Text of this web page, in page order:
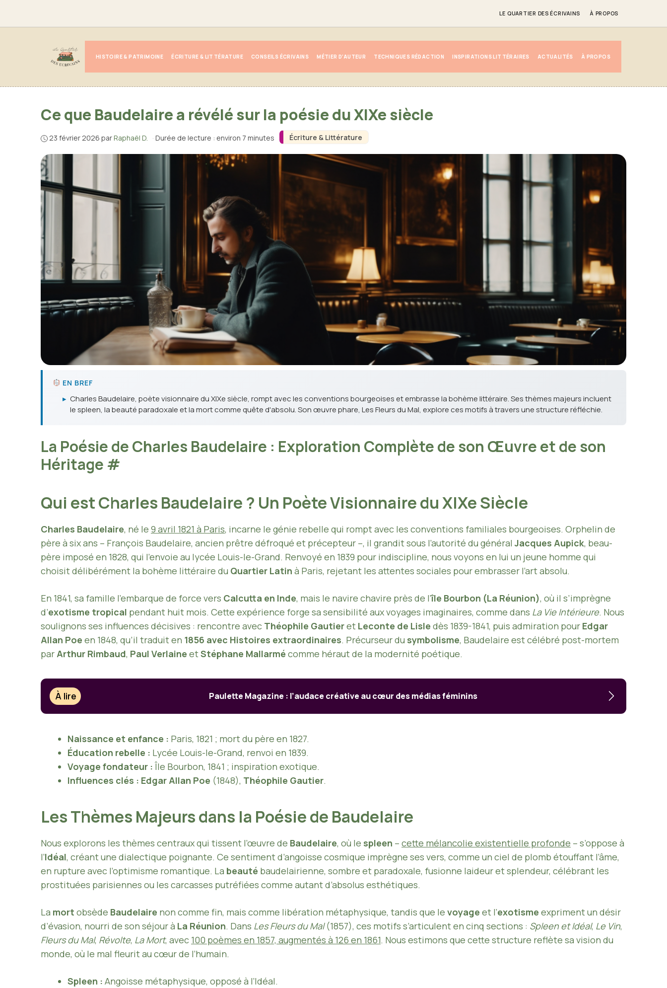
LE QUARTIER DES ÉCRIVAINS À PROPOS
HISTOIRE & PATRIMOINE ÉCRITURE & LITTÉRATURE CONSEILS ÉCRIVAINS MÉTIER D’AUTEUR TECHNIQUES RÉDACTION INSPIRATIONS LITTÉRAIRES ACTUALITÉS À PROPOS
Écriture & Littérature
Ce que Baudelaire a révélé sur la poésie du XIXe siècle
23 février 2026 parRaphaël D. · Durée de lecture : environ 7 minutes
EN BREF
▸ Charles Baudelaire, poète visionnaire du XIXe siècle, rompt avec les conventions bourgeoises et embrasse la bohème littéraire. Ses thèmes majeurs incluent
le spleen, la beauté paradoxale et la mort comme quête d'absolu. Son œuvre phare, Les Fleurs du Mal, explore ces motifs à travers une structure réfléchie.
La Poésie de Charles Baudelaire : Exploration Complète de son Œuvre et de son
Héritage #
Qui est Charles Baudelaire ? Un Poète Visionnaire du XIXe Siècle
Charles Baudelaire, né le 9 avril 1821 à Paris, incarne le génie rebelle qui rompt avec les conventions familiales bourgeoises. Orphelin de
père à six ans – François Baudelaire, ancien prêtre défroqué et précepteur –, il grandit sous l’autorité du généralJacques Aupick, beau-
père imposé en 1828, qui l’envoie au lycée Louis-le-Grand. Renvoyé en 1839 pour indiscipline, nous voyons en lui un jeune homme qui
choisit délibérément la bohème littéraire du Quartier Latin à Paris, rejetant les attentes sociales pour embrasser l’art absolu.
En 1841, sa famille l’embarque de force vers Calcutta en Inde, mais le navire chavire près de l’île Bourbon (La Réunion), où il s’imprègne
d’exotisme tropical pendant huit mois. Cette expérience forge sa sensibilité aux voyages imaginaires, comme dans La Vie Intérieure. Nous
soulignons ses influences décisives : rencontre avec Théophile Gautieret Leconte de Lisle dès 1839-1841, puis admiration pour Edgar
Allan Poe en 1848, qu’il traduit en 1856 avec Histoires extraordinaires. Précurseur du symbolisme, Baudelaire est célébré post-mortem
par Arthur Rimbaud, Paul Verlaine etStéphane Mallarmé comme héraut de la modernité poétique.
À lire Paulette Magazine : l’audace créative au cœur des médias féminins
Naissance et enfance : Paris, 1821 ; mort du père en 1827.
Éducation rebelle : Lycée Louis-le-Grand, renvoi en 1839.
Voyage fondateur : Île Bourbon, 1841 ; inspiration exotique.
Influences clés : Edgar Allan Poe (1848), Théophile Gautier.
Les Thèmes Majeurs dans la Poésie de Baudelaire
Nous explorons les thèmes centraux qui tissent l’œuvre de Baudelaire, où le spleen – cette mélancolie existentielle profonde – s’oppose à
l’Idéal, créant une dialectique poignante. Ce sentiment d’angoisse cosmique imprègne ses vers, comme un ciel de plomb étouffant l’âme,
en rupture avec l’optimisme romantique. La beauté baudelairienne, sombre et paradoxale, fusionne laideur et splendeur, célébrant les
prostituées parisiennes ou les carcasses putréfiées comme autant d’absolus esthétiques.
La mort obsède Baudelaire non comme fin, mais comme libération métaphysique, tandis que le voyage et l’exotisme expriment un désir
d’évasion, nourri de son séjour à La Réunion. Dans Les Fleurs du Mal(1857), ces motifs s’articulent en cinq sections : Spleen et Idéal, Le Vin,
Fleurs du Mal, Révolte, La Mort, avec 100 poèmes en 1857, augmentés à 126 en 1861. Nous estimons que cette structure reflète sa vision du
monde, où le mal fleurit au cœur de l’humain.
Spleen : Angoisse métaphysique, opposé à l’Idéal.